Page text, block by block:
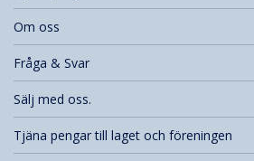
Om oss
Fråga & Svar
Sälj med oss.
Tjäna pengar till laget och föreningen